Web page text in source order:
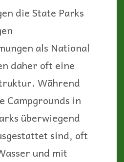
die State Parks
als National
daher oft eine
Während
Campgrounds in
überwiegend
sind, oft
und mit